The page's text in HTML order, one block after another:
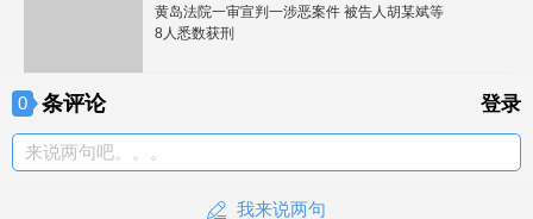
黄岛法院一审宣判一涉恶案件 被告人胡某斌等
8人悉数获刑
0 条评论 登录
来说两句吧。。。
我来说两句